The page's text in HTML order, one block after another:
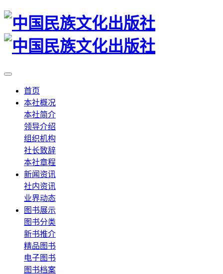
首页
本社概况
本社简介
领导介绍
组织机构
社长致辞
本社章程
新闻资讯
社内资讯
业界动态
图书展示
图书分类
新书推介
精品图书
电子图书
图书档案